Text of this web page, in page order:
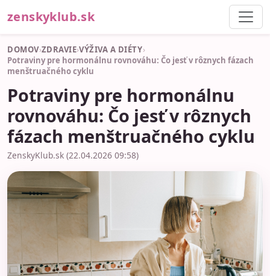
zenskyklub.sk
DOMOV›ZDRAVIE›VÝŽIVA A DIÉTY›
Potraviny pre hormonálnu rovnováhu: Čo jesť v rôznych fázach
menštruačného cyklu
Potraviny pre hormonálnu
rovnováhu: Čo jesť v rôznych
fázach menštruačného cyklu
ZenskyKlub.sk (22.04.2026 09:58)